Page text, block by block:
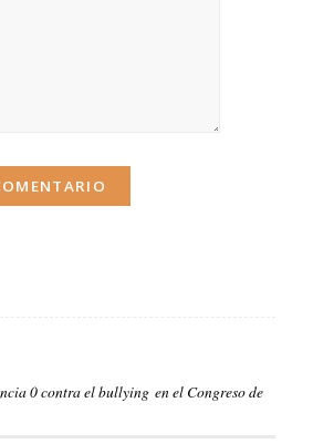
0 contra el bullying en el Congreso de